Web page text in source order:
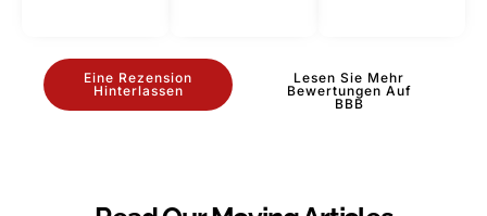
Eine Rezension
Hinterlassen
Lesen Sie Mehr
Bewertungen Auf
BBB